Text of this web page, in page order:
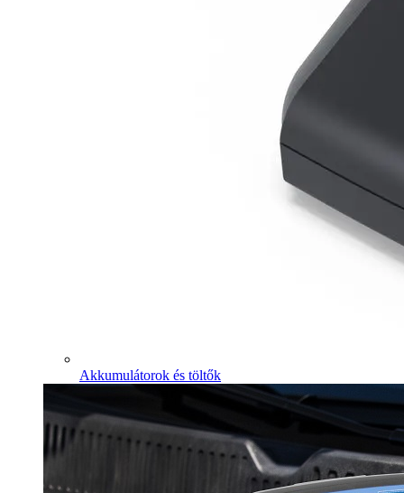
Akkumulátorok és töltők